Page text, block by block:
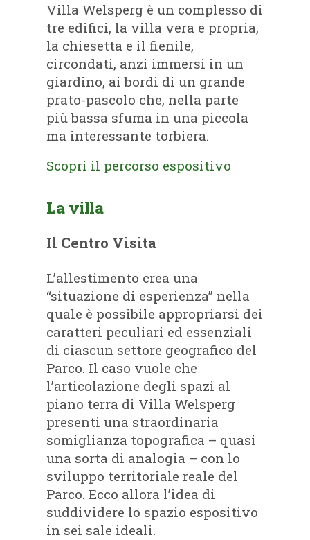
Villa Welsperg è un complesso di
tre edifici, la villa vera e propria,
la chiesetta e il fienile,
circondati, anzi immersi in un
giardino, ai bordi di un grande
prato-pascolo che, nella parte
più bassa sfuma in una piccola
ma interessante torbiera.
Scopri il percorso espositivo
La villa
Il Centro Visita
L’allestimento crea una
“situazione di esperienza” nella
quale è possibile appropriarsi dei
caratteri peculiari ed essenziali
di ciascun settore geografico del
Parco. Il caso vuole che
l’articolazione degli spazi al
piano terra di Villa Welsperg
presenti una straordinaria
somiglianza topografica – quasi
una sorta di analogia – con lo
sviluppo territoriale reale del
Parco. Ecco allora l’idea di
suddividere lo spazio espositivo
in sei sale ideali.